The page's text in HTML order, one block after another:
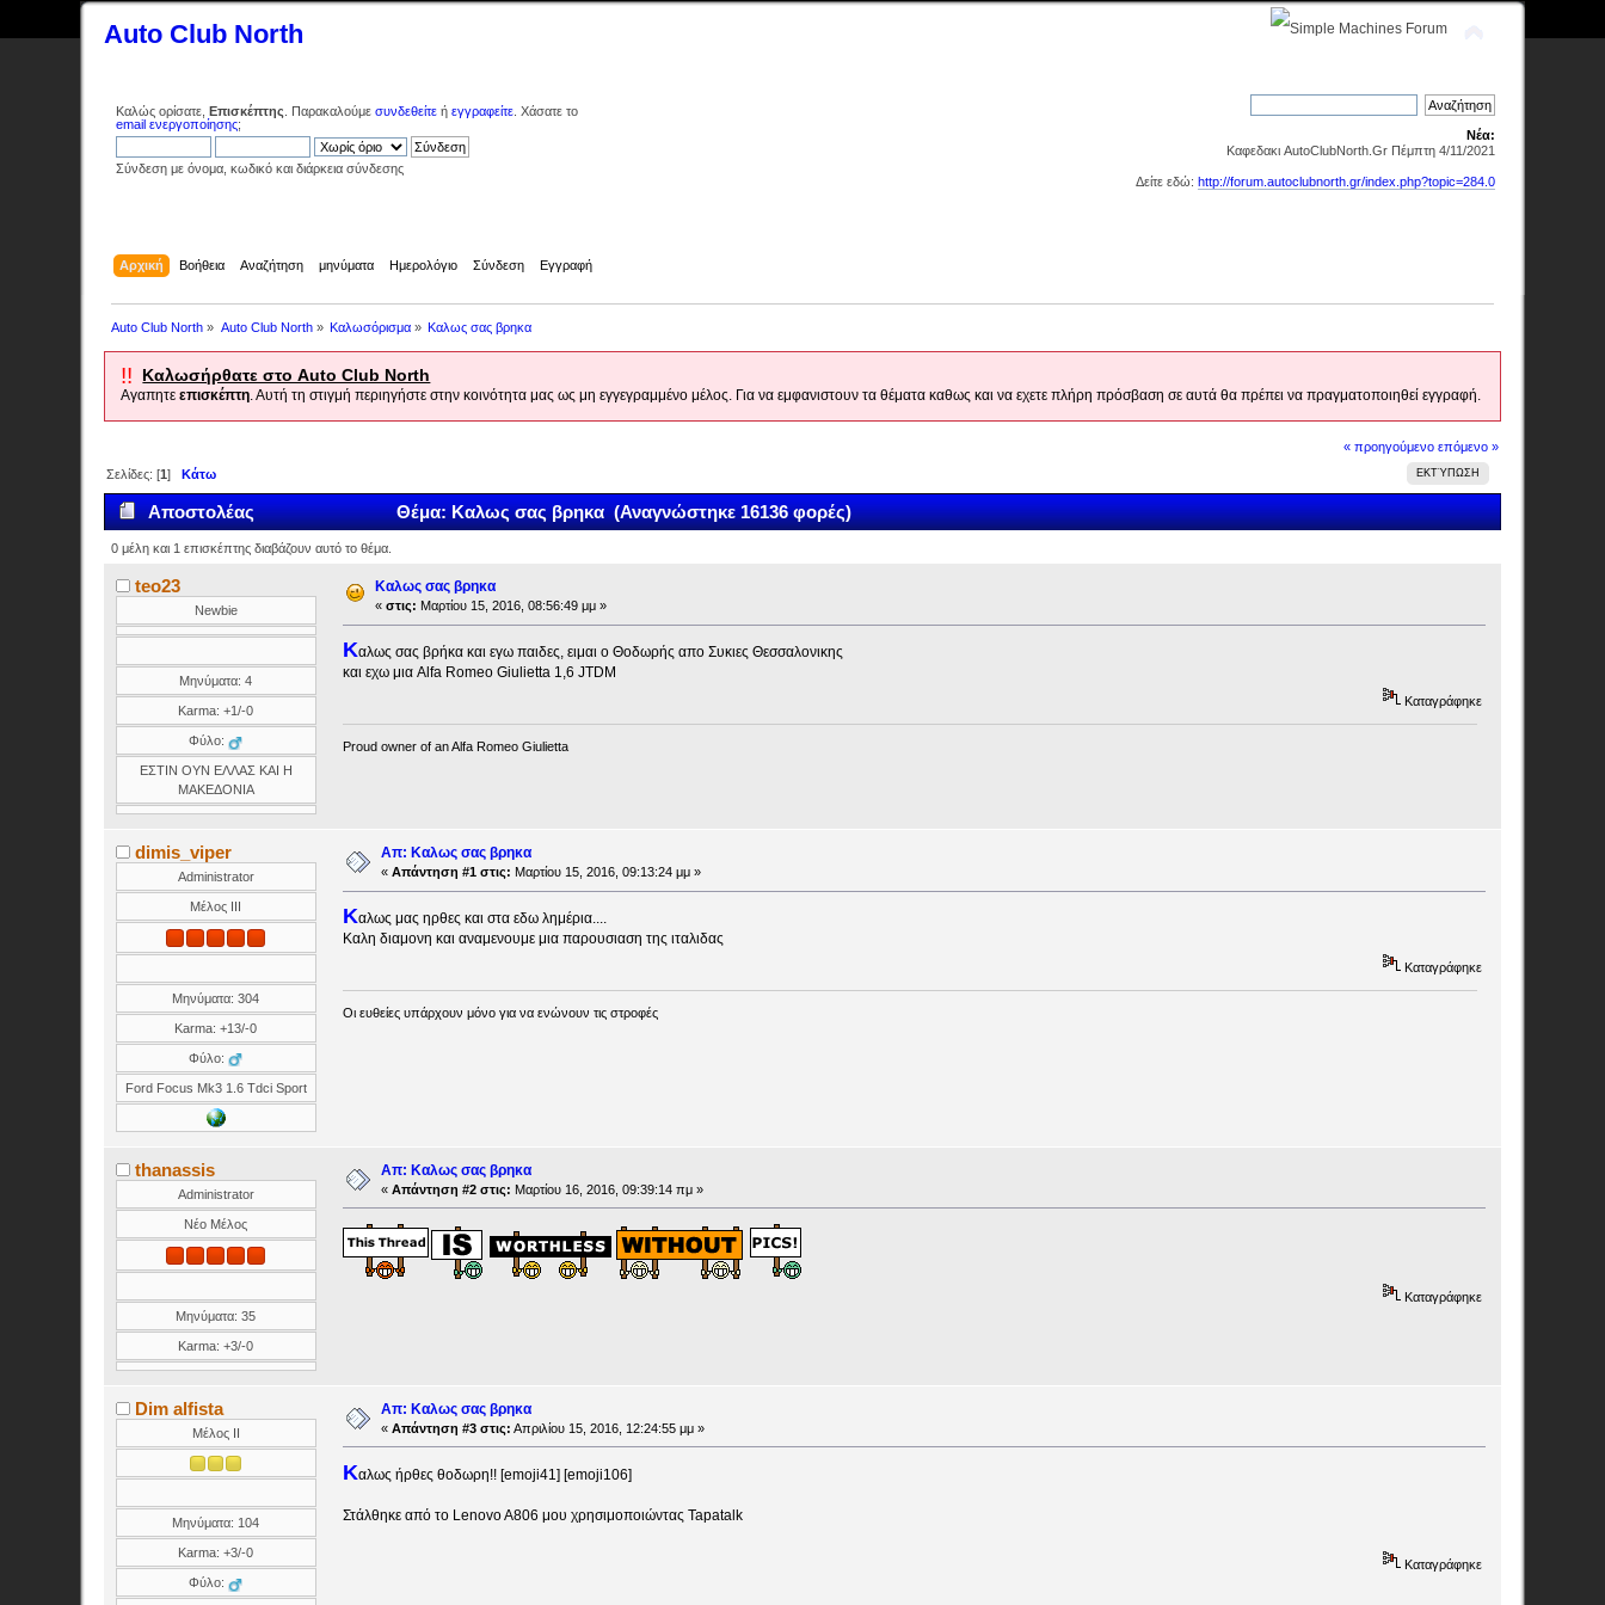
Auto Club North
Καλώς ορίσατε,Επισκέπτης . Παρακαλούμεσυνδεθείτε ήεγγραφείτε . Χάσατε το
email ενεργοποίησης;
Σύνδεση με όνομα, κωδικό και διάρκεια σύνδεσης
Νέα:
Καφεδακι AutoClubNorth.Gr Πέμπτη 4/11/2021
Δείτε εδώ: http://forum.autoclubnorth.gr/index.php?topic=284.0
Αρχική Βοήθεια Αναζήτηση μηνύματα Ημερολόγιο Σύνδεση Εγγραφή
Auto Club North » Auto Club North» Καλωσόρισμα » Καλως σας βρηκα
!! Καλωσήρθατε στο Auto Club North
Αγαπητε επισκέπτη. Αυτή τη στιγμή περιηγήστε στην κοινότητα μας ως μη εγγεγραμμένο μέλος. Για να εμφανιστουν τα θέματα καθως και να εχετε πλήρη πρόσβαση σε αυτά θα πρέπει να πραγματοποιηθεί εγγραφή.
« προηγούμενο επόμενο »
ΕΚΤΎΠΩΣΗ
Σελίδες: [1]Κάτω
Αποστολέας Θέμα: Καλως σας βρηκα (Αναγνώστηκε 16136 φορές)
0 μέλη και 1 επισκέπτης διαβάζουν αυτό το θέμα.
teo23
Newbie
Μηνύματα: 4
Karma: +1/-0
Φύλο:
ΕΣΤΙΝ ΟΥΝ ΕΛΛΑΣ ΚΑΙ Η
ΜΑΚΕΔΟΝΙΑ
Καλως σας βρηκα
«στις: Μαρτίου 15, 2016, 08:56:49 μμ »
Καλως σας βρήκα και εγω παιδες, ειμαι ο Θοδωρής απο Συκιες Θεσσαλονικης
και εχω μια Alfa Romeo Giulietta 1,6 JTDM
Καταγράφηκε
Proud owner of an Alfa Romeo Giulietta
dimis_viper
Administrator
Μέλος ΙΙΙ
Μηνύματα: 304
Karma: +13/-0
Φύλο:
Ford Focus Mk3 1.6 Tdci Sport
Απ: Καλως σας βρηκα
«Απάντηση #1 στις: Μαρτίου 15, 2016, 09:13:24 μμ »
Καλως μας ηρθες και στα εδω λημέρια....
Καλη διαμονη και αναμενουμε μια παρουσιαση της ιταλιδας
Καταγράφηκε
Οι ευθείες υπάρχουν μόνο για να ενώνουν τις στροφές
thanassis
Administrator
Νέο Μέλος
Μηνύματα: 35
Karma: +3/-0
Απ: Καλως σας βρηκα
«Απάντηση #2 στις: Μαρτίου 16, 2016, 09:39:14 πμ »
Καταγράφηκε
Dim alfista
Μέλος ΙΙ
Μηνύματα: 104
Karma: +3/-0
Φύλο:
Απ: Καλως σας βρηκα
«Απάντηση #3 στις: Απριλίου 15, 2016, 12:24:55 μμ »
Καλως ήρθες θοδωρη!! [emoji41] [emoji106]
Στάλθηκε από το Lenovo A806 μου χρησιμοποιώντας Tapatalk
Καταγράφηκε